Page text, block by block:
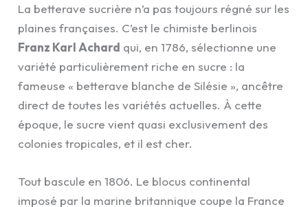
La betterave sucrière n’a pas toujours régné sur les
plaines françaises. C’est le chimiste berlinois
Franz Karl Achard qui, en 1786, sélectionne une
variété particulièrement riche en sucre : la
fameuse « betterave blanche de Silésie », ancêtre
direct de toutes les variétés actuelles. À cette
époque, le sucre vient quasi exclusivement des
colonies tropicales, et il est cher.
Tout bascule en 1806. Le blocus continental
imposé par la marine britannique coupe la France